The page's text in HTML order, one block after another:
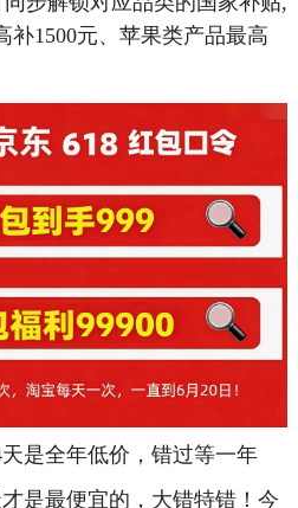
补1500元、苹果类产品最高
全年低价，错过等一年
最便宜的，大错特错！今